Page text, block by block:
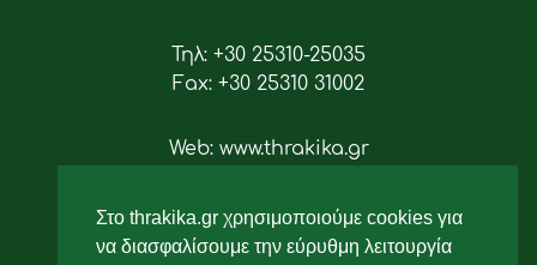
Στο thrakika.gr χρησιμοποιούμε cookies για
να διασφαλίσουμε την εύρυθμη λειτουργία
Τηλ: +30 25310-25035
Fax: +30 25310 31002
Web: www.thrakika.gr
Ακολουθήστε μας